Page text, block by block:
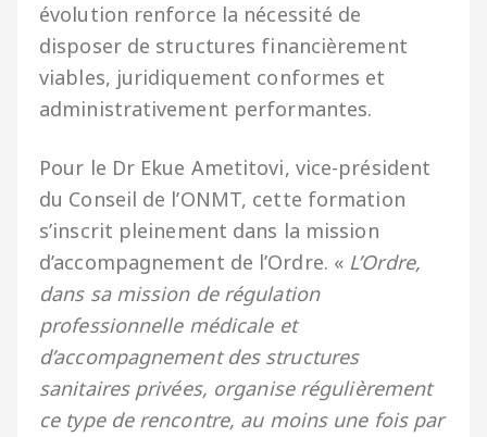
évolution renforce la nécessité de
disposer de structures financièrement
viables, juridiquement conformes et
administrativement performantes.
Pour le Dr Ekue Ametitovi, vice-président
du Conseil de l’ONMT, cette formation
s’inscrit pleinement dans la mission
d’accompagnement de l’Ordre. « L’Ordre,
dans sa mission de régulation
professionnelle médicale et
d’accompagnement des structures
sanitaires privées, organise régulièrement
ce type de rencontre, au moins une fois par